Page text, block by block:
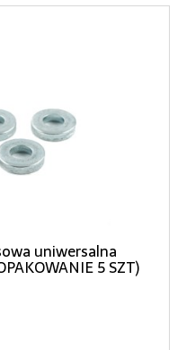
uniwersalna
5 SZT)